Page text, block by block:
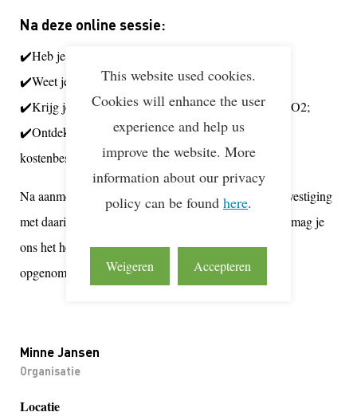
Minne Jansen
Organisatie
Locatie
Na deze online sessie:
✔️Heb je kennis over het meten van jouw CO2 data;
✔️Weet je hoe jouw CO2 footprint berekend wordt;
✔️Krijg je inzicht in maatregelen om te besparen op CO2;
✔️Ontdek je hoe CO2-reductie hand in hand gaat met
kostenbesparing.
Na aanmelding ontvang je een automatische e-mailbevestiging
met daarin de link naar het webinar. Tijdens de sessie mag je
ons het hemd van het lijf vragen, de sessie wordt niet
opgenomen en na afloop ontvang je de presentatie.
This website used cookies.
Cookies will enhance the user
experience and help us
improve the website. More
information about our privacy
policy can be found here.
Weigeren Accepteren